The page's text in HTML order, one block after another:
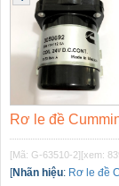
Rơ le đề
[Mã: G-63510-2][xem:
[Nhãn hiệu: Rơ le đề